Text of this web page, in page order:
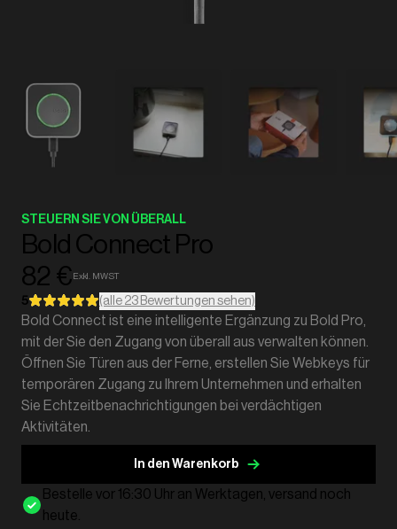
STEUERN SIE VON ÜBERALL
Bold Connect Pro
82 € Exkl. MWST
5 (alle 23 Bewertungen sehen)
Bold Connect ist eine intelligente Ergänzung zu Bold Pro,
mit der Sie den Zugang von überall aus verwalten können.
Öffnen Sie Türen aus der Ferne, erstellen Sie Webkeys für
temporären Zugang zu Ihrem Unternehmen und erhalten
Sie Echtzeitbenachrichtigungen bei verdächtigen
Aktivitäten.
In den Warenkorb
Bestelle vor 16:30 Uhr an Werktagen, versand noch
heute.